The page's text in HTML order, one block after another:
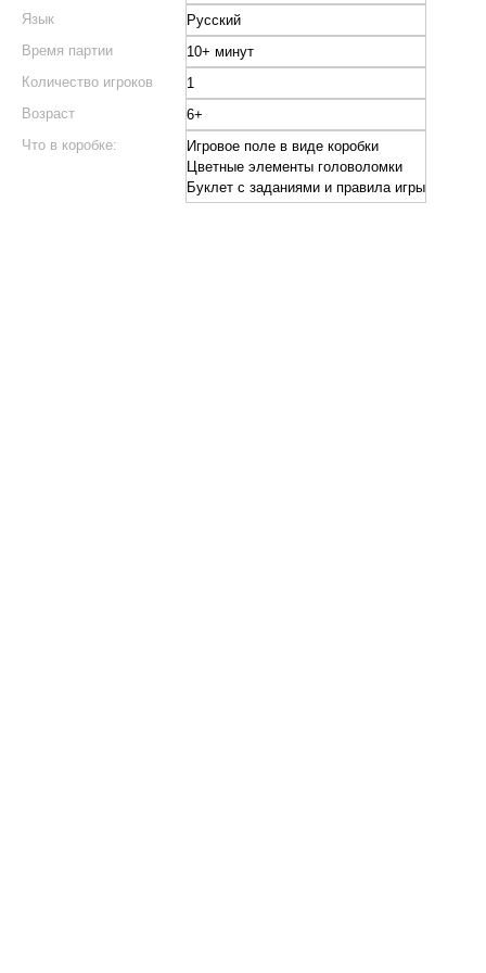
Язык
Русский
Время партии
10+ минут
Количество игроков
1
Возраст
6+
Что в коробке:
Игровое поле в виде коробки
Цветные элементы головоломки
Буклет с заданиями и правила игры